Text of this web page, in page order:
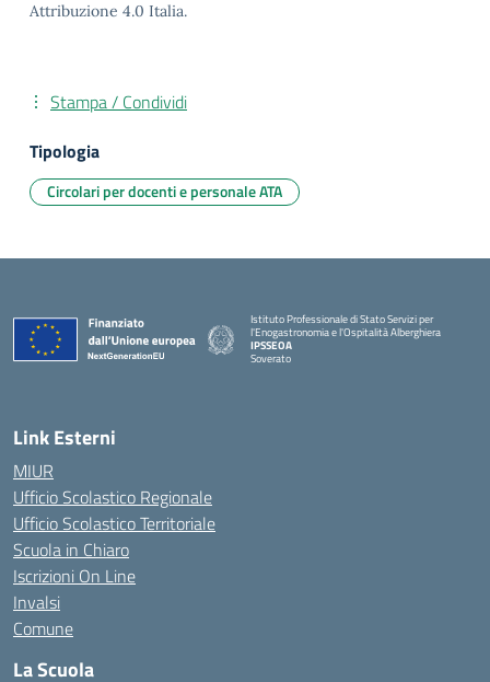
Attribuzione 4.0 Italia.
Stampa / Condividi
Tipologia
Circolari per docenti e personale ATA
Istituto Professionale di Stato Servizi per
l'Enogastronomia e l'Ospitalità Alberghiera
IPSSEOA
Soverato
Link Esterni
MIUR
Ufficio Scolastico Regionale
Ufficio Scolastico Territoriale
Scuola in Chiaro
Iscrizioni On Line
Invalsi
Comune
La Scuola